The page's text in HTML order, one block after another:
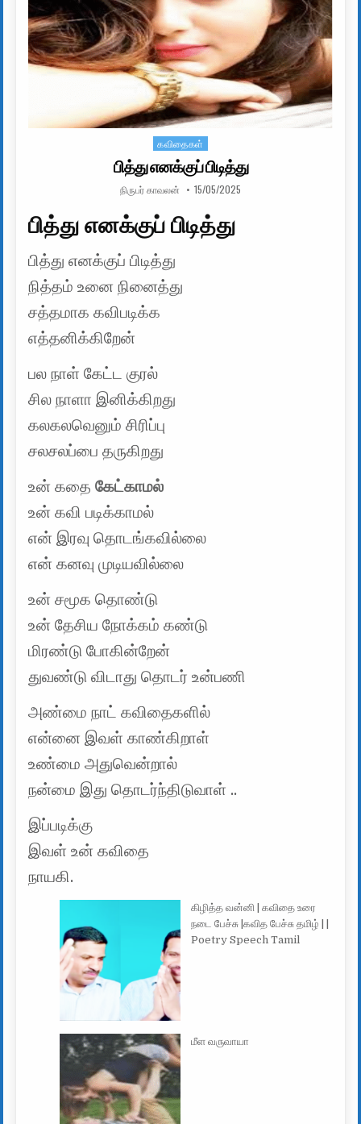
Posted in
கவிதைகள்
பித்து எனக்குப் பிடித்து
AUTHOR:
நிருபர் காவலன் PUBLISHED DATE:
15/05/2025
பித்து எனக்குப் பிடித்து
பித்து எனக்குப் பிடித்து
நித்தம் உனை நினைத்து
சத்தமாக கவிபடிக்க
எத்தனிக்கிறேன்
பல நாள் கேட்ட குரல்
சில நாளா இனிக்கிறது
கலகலவெனும் சிரிப்பு
சலசலப்பை தருகிறது
உன் கதைகேட்காமல்
உன் கவி படிக்காமல்
என் இரவு தொடங்கவில்லை
என் கனவு முடியவில்லை
உன் சமூக தொண்டு
உன் தேசிய நோக்கம் கண்டு
மிரண்டு போகின்றேன்
துவண்டு விடாது தொடர் உன்பணி
அண்மை நாட் கவிதைகளில்
என்னை இவள் காண்கிறாள்
உண்மை அதுவென்றால்
நன்மை இது தொடர்ந்திடுவாள் ..
இப்படிக்கு
இவள் உன் கவிதை
நாயகி.
கிழித்த வன்னி | கவிதை உரை
நடை பேச்சு |கவித பேச்சு தமிழ் | |
Poetry Speech Tamil
மீள வருவாயா